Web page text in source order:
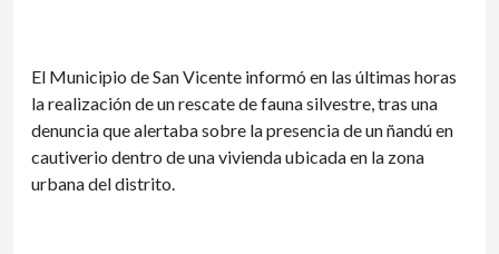
El Municipio de San Vicente informó en las últimas horas
la realización de un rescate de fauna silvestre, tras una
denuncia que alertaba sobre la presencia de un ñandú en
cautiverio dentro de una vivienda ubicada en la zona
urbana del distrito.